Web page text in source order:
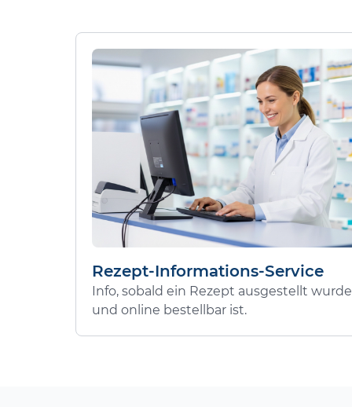
Rezept-Informations-Service
Info, sobald ein Rezept ausgestellt wurde
und online bestellbar ist.